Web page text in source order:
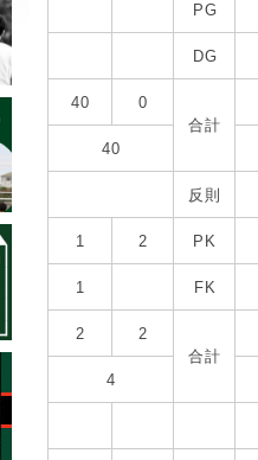
PG
DG
40
0
合計
40
反則
1 2 PK
1 FK
2
2
合計
4